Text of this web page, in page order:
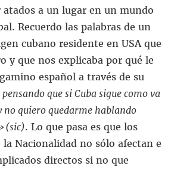
atados a un lugar en un mundo
Recuerdo las palabras de un
cubano residente en USA que
y que nos explicaba por qué le
español a través de su
que si Cuba sigue como va
no quiero quedarme hablando
. Lo que pasa es que los
la Nacionalidad no sólo afectan e
directos si no que